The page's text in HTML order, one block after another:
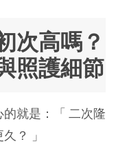
次高嗎？
照護細節
就是：「 二次隆
？ 」